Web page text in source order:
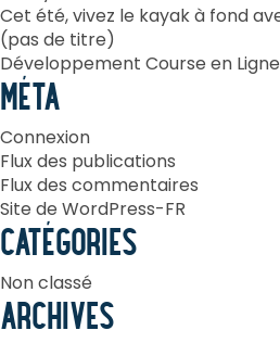
Cet été, vivez le kayak à fond
(pas de titre)
Développement Course en Ligne
MÉTA
Connexion
Flux des publications
Flux des commentaires
Site de WordPress-FR
CATÉGORIES
Non classé
ARCHIVES